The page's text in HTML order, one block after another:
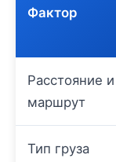
Фактор
Расстояние и
маршрут
Тип груза